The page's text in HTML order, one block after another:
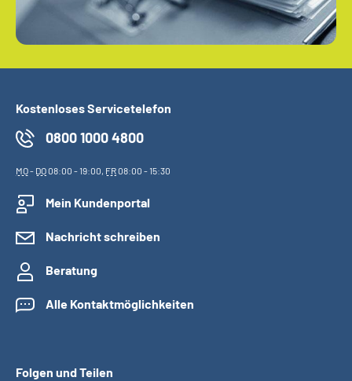
Kostenloses Servicetelefon
0800 1000 4800
MO- DO08:00 - 19:00, FR08:00 - 15:30
Mein Kundenportal
Nachricht schreiben
Beratung
Alle Kontaktmöglichkeiten
Folgen und Teilen